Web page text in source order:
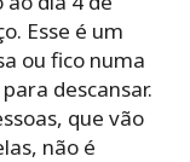
Esse é um
ou fico numa
descansar.
que vão
não é